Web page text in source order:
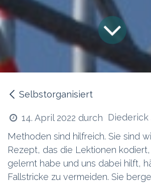
Selbstorganisiert
14. April 2022 durch Diederick
Methoden sind hilfreich. Sie sind
Rezept, das die Lektionen
gelernt habe und uns dabei hilft,
Fallstricke zu vermeiden. Sie